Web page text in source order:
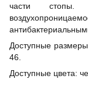
части
Доступные
46.
Доступные цвета: